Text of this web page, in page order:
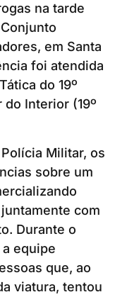
na tarde
em Santa
foi atendida
do 19º
Interior (19º
Militar, os
sobre um
com
Durante o
equipe
que, ao
viatura, tentou